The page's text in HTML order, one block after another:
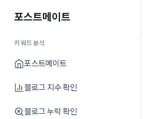
포스트메이트
키워드분석
포스트메이트
블로그 지수 확인
블로그 누락 확인